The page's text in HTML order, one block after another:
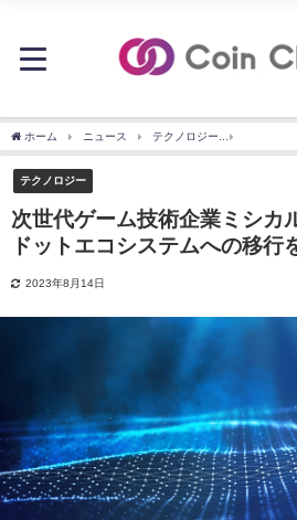
ホーム ニュース テクノロジー
テクノロジー
次世代ゲーム技術企業ミシカ
ドットエコシステムへの移行
2023年8月14日